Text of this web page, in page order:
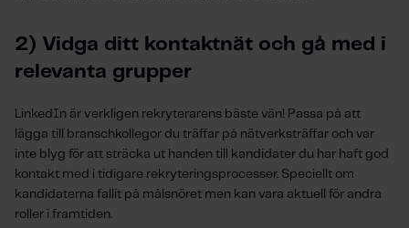
2) Vidga ditt kontaktnät och gå med i
relevanta grupper
LinkedIn är verkligen rekryterarens bäste vän! Passa på att
lägga till branschkollegor du träffar på nätverksträffar och var
inte blyg för att sträcka ut handen till kandidater du har haft god
kontakt med i tidigare rekryteringsprocesser. Speciellt om
kandidaterna fallit på målsnöret men kan vara aktuell för andra
roller i framtiden.